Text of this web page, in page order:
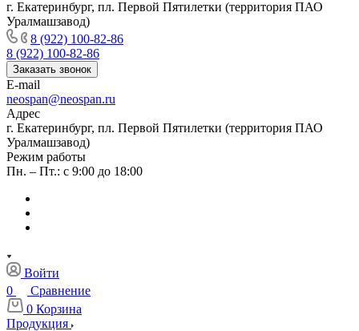
г. Екатеринбург, пл. Первой Пятилетки (территория ПАО
Уралмашзавод)
8 (922) 100-82-86
8 (922) 100-82-86
Заказать звонок
E-mail
neospan@neospan.ru
Адрес
г. Екатеринбург, пл. Первой Пятилетки (территория ПАО
Уралмашзавод)
Режим работы
Пн. – Пт.: с 9:00 до 18:00
Войти
0
Сравнение
0 Корзина
Продукция